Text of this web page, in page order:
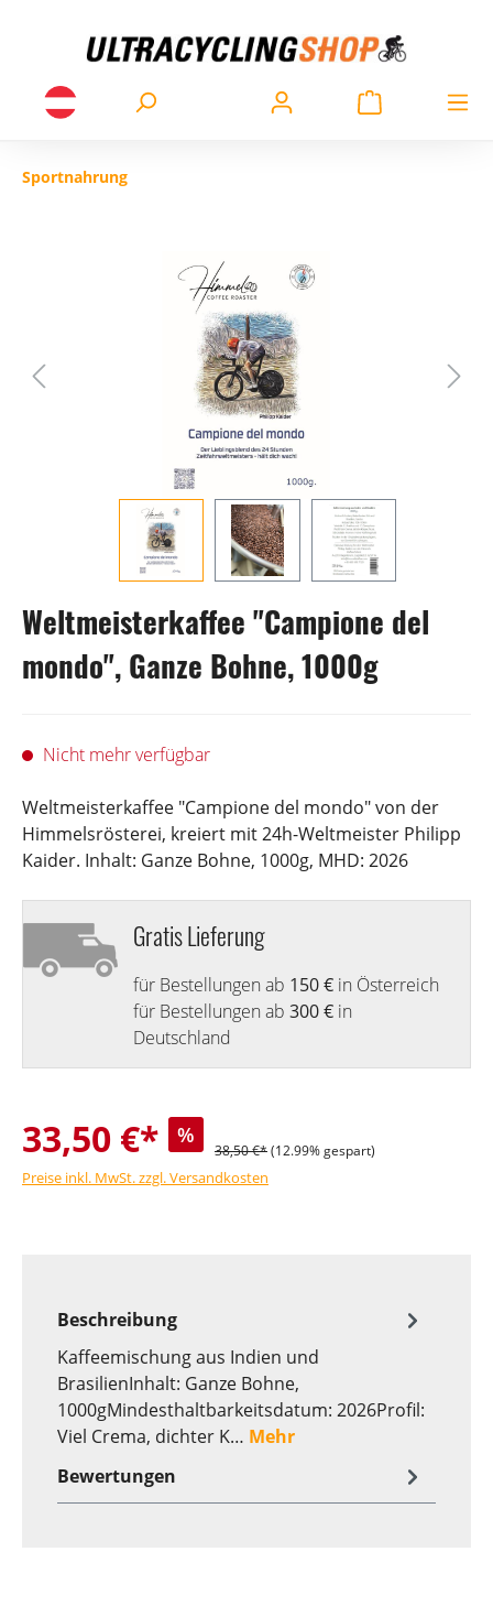
Sportnahrung
Weltmeisterkaffee "Campione del
mondo", Ganze Bohne, 1000g
Nicht mehr verfügbar
Weltmeisterkaffee "Campione del mondo" von der
Himmelsrösterei, kreiert mit 24h-Weltmeister Philipp
Kaider. Inhalt: Ganze Bohne, 1000g, MHD: 2026
Gratis Lieferung
für Bestellungen ab 150 € in Österreich
für Bestellungen ab 300 € in
Deutschland
33,50 €* %
38,50 €*(12.99% gespart)
Preise inkl. MwSt. zzgl. Versandkosten
Beschreibung
Kaffeemischung aus Indien und
BrasilienInhalt: Ganze Bohne,
1000gMindesthaltbarkeitsdatum: 2026Profil:
Viel Crema, dichter K… Mehr
Bewertungen